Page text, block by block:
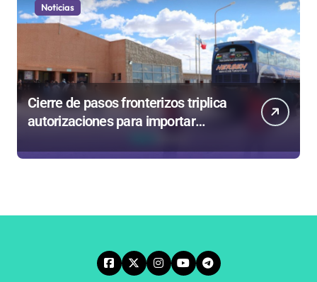
Noticias
Cierre de pasos fronterizos triplica
autorizaciones para importar